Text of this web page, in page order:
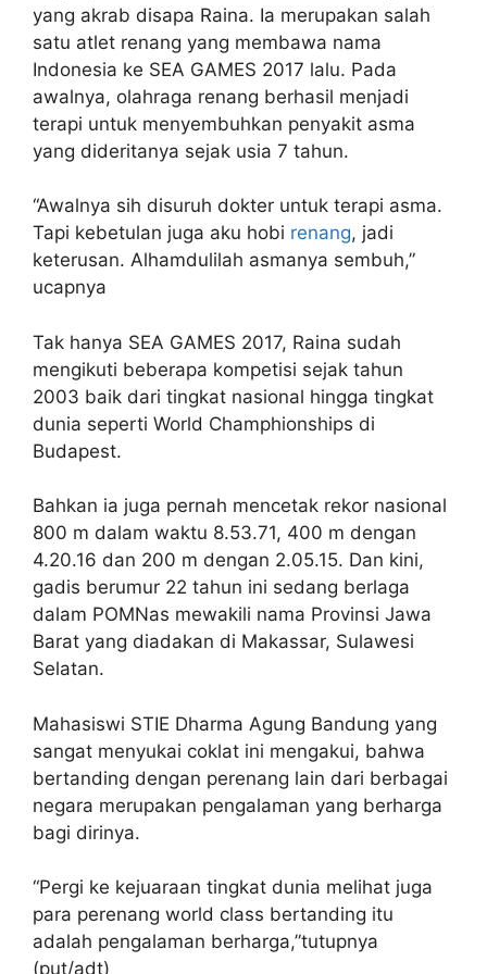
yang akrab disapa Raina. Ia merupakan salah
satu atlet renang yang membawa nama
Indonesia ke SEA GAMES 2017 lalu. Pada
awalnya, olahraga renang berhasil menjadi
terapi untuk menyembuhkan penyakit asma
yang dideritanya sejak usia 7 tahun.
“Awalnya sih disuruh dokter untuk terapi asma.
Tapi kebetulan juga aku hobi renang, jadi
keterusan. Alhamdulilah asmanya sembuh,”
ucapnya
Tak hanya SEA GAMES 2017, Raina sudah
mengikuti beberapa kompetisi sejak tahun
2003 baik dari tingkat nasional hingga tingkat
dunia seperti World Champhionships di
Budapest.
Bahkan ia juga pernah mencetak rekor nasional
800 m dalam waktu 8.53.71, 400 m dengan
4.20.16 dan 200 m dengan 2.05.15. Dan kini,
gadis berumur 22 tahun ini sedang berlaga
dalam POMNas mewakili nama Provinsi Jawa
Barat yang diadakan di Makassar, Sulawesi
Selatan.
Mahasiswi STIE Dharma Agung Bandung yang
sangat menyukai coklat ini mengakui, bahwa
bertanding dengan perenang lain dari berbagai
negara merupakan pengalaman yang berharga
bagi dirinya.
“Pergi ke kejuaraan tingkat dunia melihat juga
para perenang world class bertanding itu
adalah pengalaman berharga,”tutupnya
(put/adt)